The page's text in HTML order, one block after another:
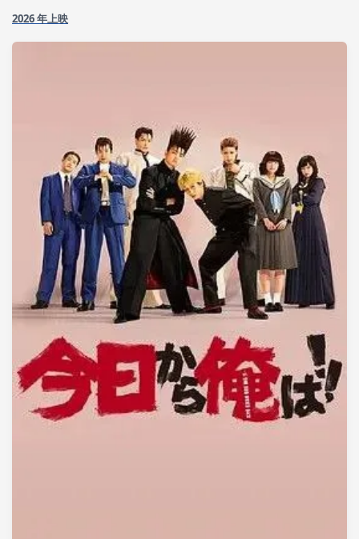
2026 年上映